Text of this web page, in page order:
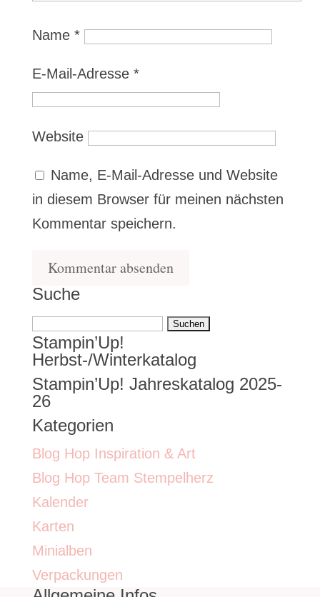
Name *
E-Mail-Adresse *
Website
Name, E-Mail-Adresse und Website
in diesem Browser für meinen nächsten
Kommentar speichern.
Suche
Suchen
nach:
Stampin’Up!
Herbst-/Winterkatalog
Stampin’Up! Jahreskatalog 2025-
26
Kategorien
Blog Hop Inspiration & Art
Blog Hop Team Stempelherz
Kalender
Karten
Minialben
Verpackungen